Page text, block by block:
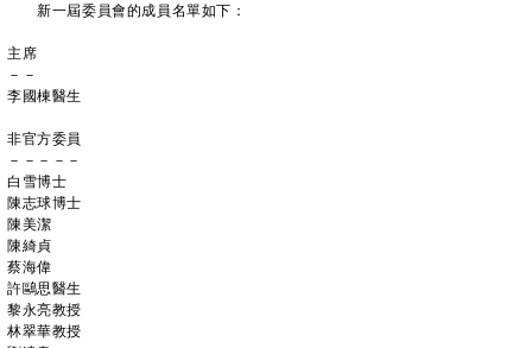
新一屆委員會的成員名單如下：
主席
－－
李國棟醫生
非官方委員
－－－－－
白雪博士
陳志球博士
陳美潔
陳綺貞
蔡海偉
許鷗思醫生
黎永亮教授
林翠華教授